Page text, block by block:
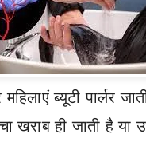
महिलाएं ब्यूटी पार्लर
खराब ही जाती है या